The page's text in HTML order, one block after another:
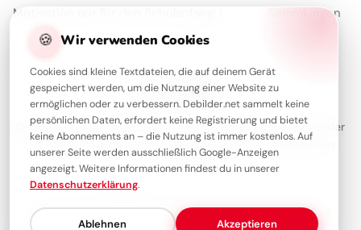
🍪 Wir verwenden Cookies
Cookies sind kleine Textdateien, die auf deinem Gerät
gespeichert werden, um die Nutzung einer Website zu
ermöglichen oder zu verbessern. Debilder.net sammelt keine
persönlichen Daten, erfordert keine Registrierung und bietet
keine Abonnements an – die Nutzung ist immer kostenlos. Auf
unserer Seite werden ausschließlich Google-Anzeigen
angezeigt. Weitere Informationen findest du in unserer
Datenschutzerklärung.
Ablehnen Akzeptieren
Sammlungen
Über Debilder
Debilder ist deine Plattform für die schönsten Grüße und Bilder
zum Teilen. Entdecke unsere Sammlung und verschenke ein
Lächeln!
Über unsKontaktRedaktionImpressumDatenschutzerklärung